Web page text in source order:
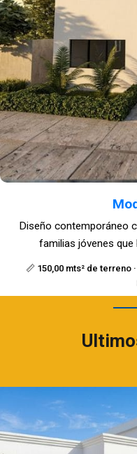
📏 150,00 mts² de terreno
Diseño contemporáneo
familias jóvenes